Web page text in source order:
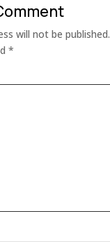
will not be published.
*